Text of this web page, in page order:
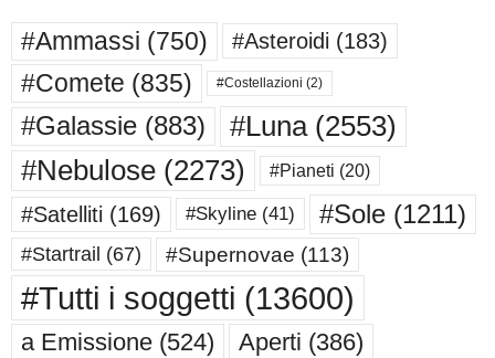
#Ammassi (750) #Asteroidi (183)
#Comete (835) #Costellazioni (2)
#Galassie (883) #Luna(2553)
#Nebulose (2273) #Pianeti (20)
#Satelliti (169) #Skyline (41) #Sole (1211)
#Startrail (67) #Supernovae (113)
#Tutti i soggetti (13600)
a Emissione (524) Aperti (386)